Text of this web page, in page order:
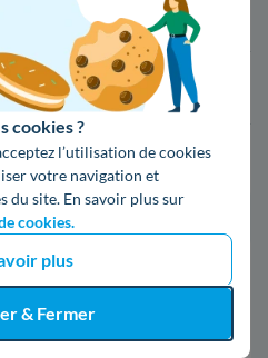
cookies ?
l’utilisation de cookies
votre navigation et
du site. En savoir plus sur
cookies.
plus
& Fermer
16,34 c€/kWh
c€/kWh
17,83 c€/kWh
puissance de 6 kVA
surtaxé)